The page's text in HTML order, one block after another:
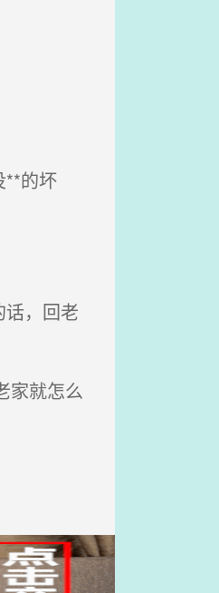
**的坏
，回老
家就怎么